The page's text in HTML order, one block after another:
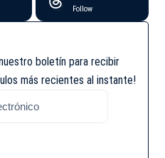
Follow
boletín para recibir
más recientes al instante!